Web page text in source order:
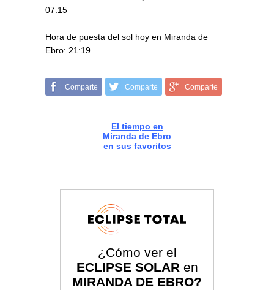
07:15
Hora de puesta del sol hoy en Miranda de
Ebro: 21:19
Comparte Comparte Comparte
El tiempo en
Miranda de Ebro
en sus favoritos
¿Cómo ver el
ECLIPSE SOLAR en
MIRANDA DE EBRO?